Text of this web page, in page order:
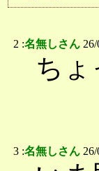
2 :名無しさん
ち
3 :名無しさん